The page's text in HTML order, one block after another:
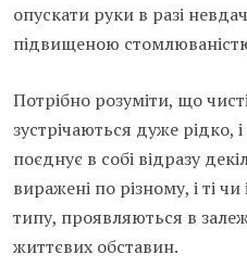
опускати руки в разі
підвищеною
Потрібно розуміти, що
зустрічаються дуже
поєднує в собі відразу
виражені по різному, і ті
типу, проявляються в
життєвих обставин.